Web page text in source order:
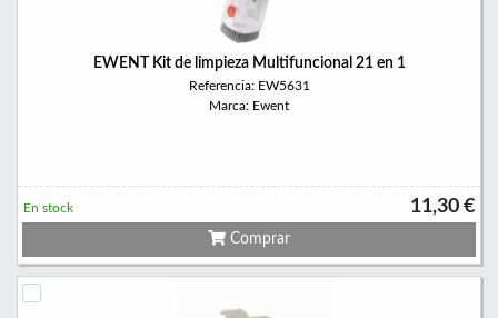
EWENT Kit de limpieza Multifuncional 21 en 1
Referencia: EW5631
Marca: Ewent
11,30 €
En stock
Comprar